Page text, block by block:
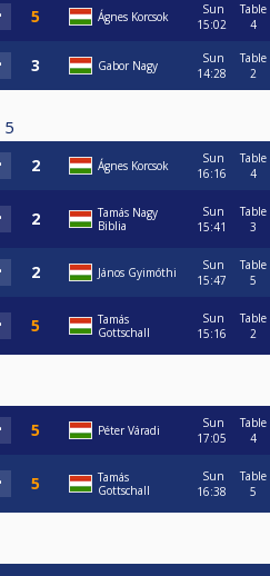
Ágnes Korcsok
Sun
15:02
Table
4
Gabor Nagy
Sun
14:28
Table
2
5
Ágnes Korcsok
Sun
16:16
Table
4
Tamás Nagy
Biblia
Sun
15:41
Table
3
János Gyimóthi
Sun
15:47
Table
5
Tamás
Gottschall
Sun
15:16
Table
2
Péter Váradi
Sun
17:05
Table
4
Tamás
Gottschall
Sun
16:38
Table
5